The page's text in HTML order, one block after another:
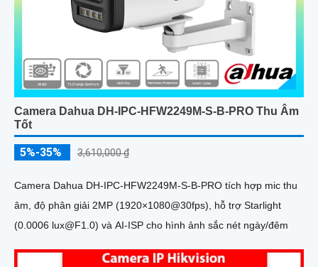
Camera Dahua DH-IPC-HFW2249M-S-B-PRO Thu Âm
Tốt
5%-35% 3,610,000 ₫
Camera Dahua DH-IPC-HFW2249M-S-B-PRO tích hợp mic thu
âm, độ phân giải 2MP (1920×1080@30fps), hỗ trợ Starlight
(0.0006 lux@F1.0) và AI-ISP cho hình ảnh sắc nét ngày/đêm